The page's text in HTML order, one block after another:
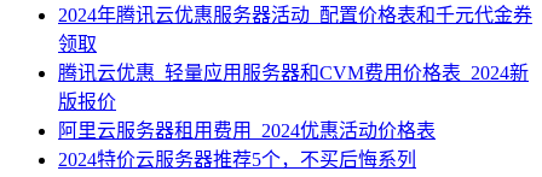
2024年腾讯云优惠服务器活动_配置价格表和千元代金券
领取
腾讯云优惠_轻量应用服务器和CVM费用价格表_2024新
版报价
阿里云服务器租用费用_2024优惠活动价格表
2024特价云服务器推荐5个，不买后悔系列